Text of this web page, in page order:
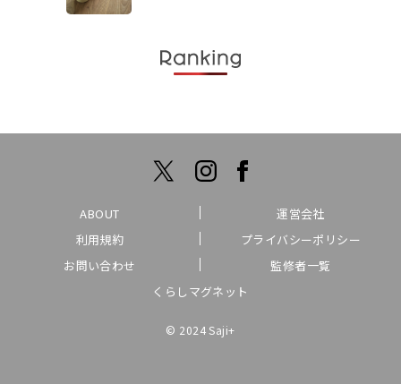
ABOUT
運営会社
利用規約
プライバシーポリシー
お問い合わせ
監修者一覧
くらしマグネット
© 2024 Saji+